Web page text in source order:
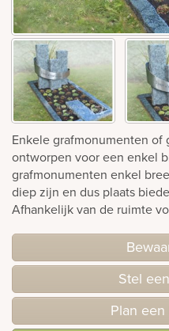
Bekijk
ook:
Enkele grafmonumenten of
ontworpen voor een enkel
grafmonumenten enkel
diep zijn en dus plaats
Afhankelijk van de ruimte
Stel een
Plan een